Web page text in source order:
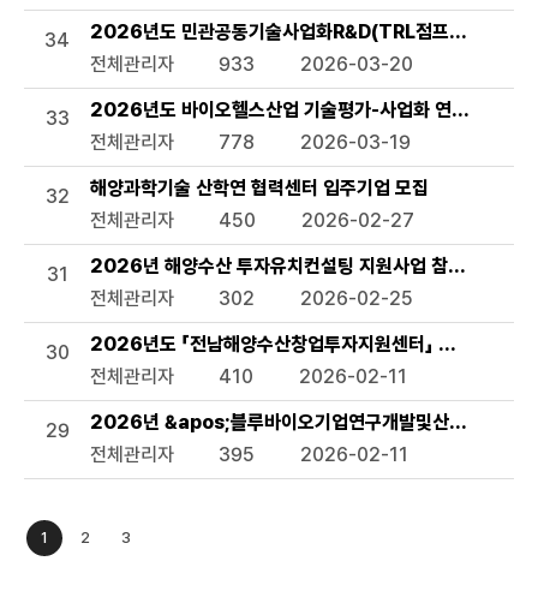
34
2026년도 민관공동기술사업화R&D(TRL점프업) 상반기
전체관리자
933 2026-03-20
33
2026년도 바이오헬스산업 기술평가-사업화 연계 지원사
전체관리자
778 2026-03-19
32
해양과학기술 산학연 협력센터 입주기업 모집
전체관리자
450 2026-02-27
31
2026년 해양수산 투자유치컨설팅 지원사업 참여기업 모
전체관리자
302 2026-02-25
30
2026년도 「전남해양수산창업투자지원센터」 수혜기업 모
전체관리자
410 2026-02-11
29
2026년 &apos;블루바이오기업연구개발및산업화지원
전체관리자
395 2026-02-11
1 2 3